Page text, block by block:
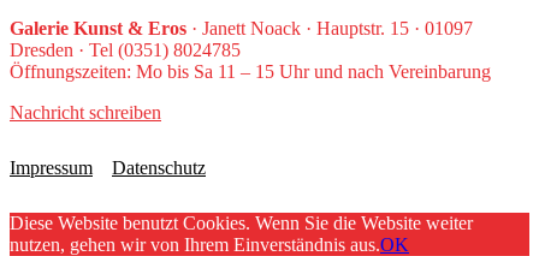
Galerie Kunst & Eros · Janett Noack · Hauptstr. 15 · 01097
Dresden · Tel (0351) 8024785
Öffnungszeiten: Mo bis Sa 11 – 15 Uhr und nach Vereinbarung
Nachricht schreiben
Impressum Datenschutz
Diese Website benutzt Cookies. Wenn Sie die Website weiter
nutzen, gehen wir von Ihrem Einverständnis aus.OK